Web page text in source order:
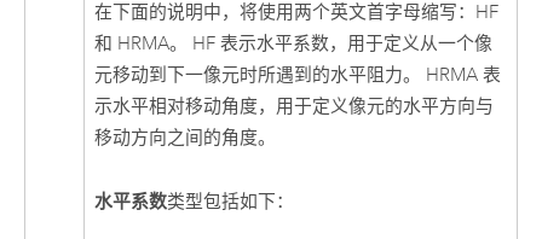
在下面的说明中，将使用两个英文首字母缩写：HF
和 HRMA。 HF 表示水平系数，用于定义从一个像
元移动到下一像元时所遇到的水平阻力。 HRMA 表
示水平相对移动角度，用于定义像元的水平方向与
移动方向之间的角度。
水平系数类型包括如下：